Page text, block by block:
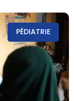
PÉDIATRIE